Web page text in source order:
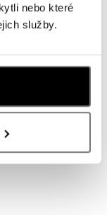
nebo které
služby.